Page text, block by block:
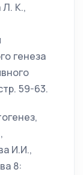
Л. К.,
генеза
59-63.
И.И.,
8: